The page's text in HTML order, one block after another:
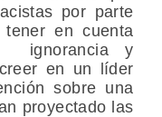
por parte
en cuenta
ignorancia y
en un líder
sobre una
proyectado las